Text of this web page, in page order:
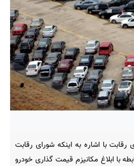
با اشاره به اینکه شورای رقابت
با ابلاغ مکانیزم قیمت گذاری خودرو